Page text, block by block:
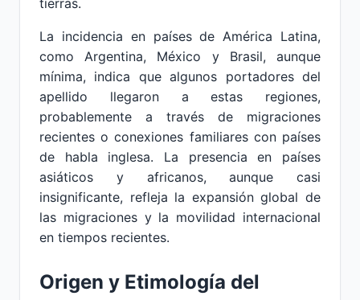
tierras.
La incidencia en países de América Latina,
como Argentina, México y Brasil, aunque
mínima, indica que algunos portadores del
apellido llegaron a estas regiones,
probablemente a través de migraciones
recientes o conexiones familiares con países
de habla inglesa. La presencia en países
asiáticos y africanos, aunque casi
insignificante, refleja la expansión global de
las migraciones y la movilidad internacional
en tiempos recientes.
Origen y Etimología del